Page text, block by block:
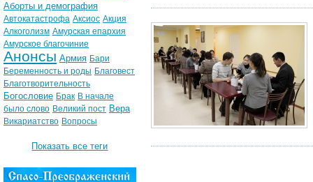
Аборты и демография
Автокатастрофа Аксиос Акция
Алкоголизм Амурская епархия
Амурское благочиние
Анонсы Армия Бари
Беременность и роды Благовест
Благотворительность
Богословие Брак В начале
было слово Великий пост Вера
Викариатство Вопросы
Показать все теги